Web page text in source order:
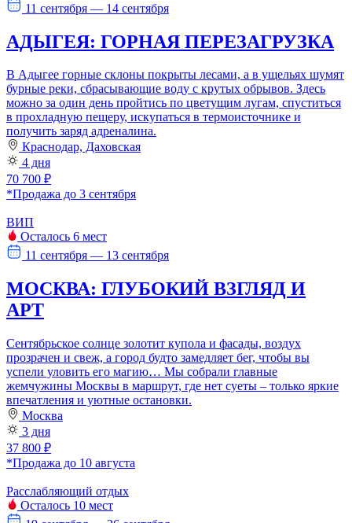
11 сентября — 14 сентября
АДЫГЕЯ: ГОРНАЯ ПЕРЕЗАГРУЗКА
В Адыгее горные склоны покрыты лесами, а в ущельях шумят
бурные реки, сбрасывающие воду с крутых обрывов. Здесь
можно за один день пройтись по цветущим лугам, спуститься
в прохладную пещеру, искупаться в термоисточнике и
получить заряд адреналина.
Краснодар, Даховская
4 дня
70 700 ₽
*Продажа до 3 сентября
ВИП
Осталось 6 мест
11 сентября — 13 сентября
МОСКВА: ГЛУБОКИЙ ВЗГЛЯД И
АРТ
Сентябрьское солнце золотит купола и фасады, воздух
прозрачен и свеж, а город будто замедляет бег, чтобы вы
успели уловить его магию… Мы собрали главные
жемчужины Москвы в маршрут, где нет суеты – только яркие
впечатления и уютные остановки.
Москва
3 дня
37 800 ₽
*Продажа до 10 августа
Расслабляющий отдых
Осталось 10 мест